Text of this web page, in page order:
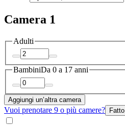
Camera 1
Adulti
BambiniDa 0 a 17 anni
Aggiungi un’altra camera
Vuoi prenotare 9 o più camere? Fatto